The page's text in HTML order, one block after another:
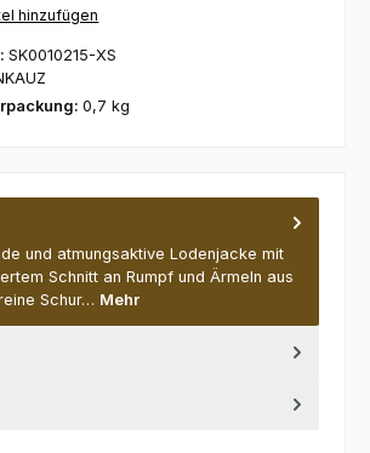
hinzufügen
SK0010215-XS
0,7 kg
und atmungsaktive Lodenjacke mit
Schnitt an Rumpf und Ärmeln aus
Schur… Mehr